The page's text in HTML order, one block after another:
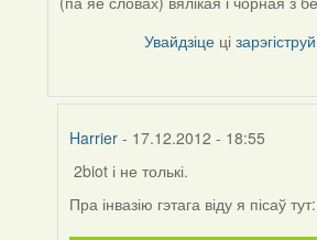
Увайдзіце ці
Harrier - 17.12.2012 - 18:55
In
reply
2biot і не толькі.
Пра інвазію гэтага віду я пісаў тут: